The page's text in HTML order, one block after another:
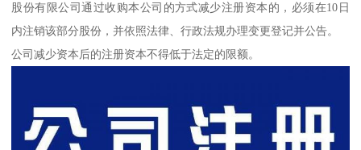
股份有限公司通过收购本公司的方式减少注册资本的，必须在10日
内注销该部分股份，并依照法律、行政法规办理变更登记并公告。
公司减少资本后的注册资本不得低于法定的限额。